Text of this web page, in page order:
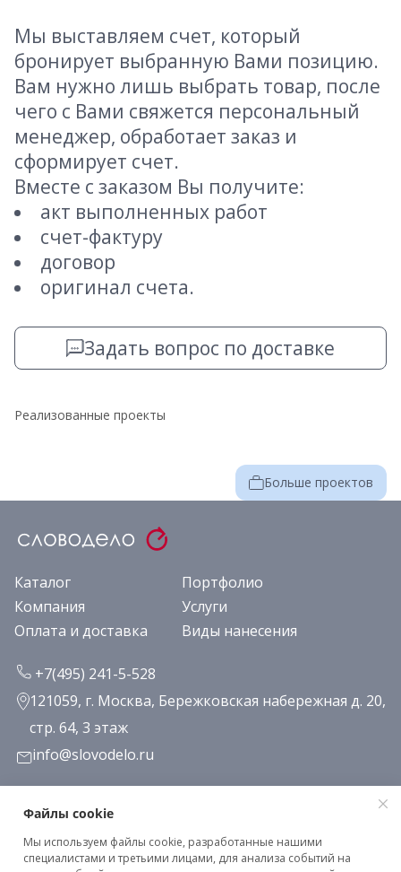
Мы выставляем счет, который
бронирует выбранную Вами позицию.
Вам нужно лишь выбрать товар, после
чего с Вами свяжется персональный
менеджер, обработает заказ и
сформирует счет.
Вместе с заказом Вы получите:
акт выполненных работ
счет-фактуру
договор
оригинал счета.
Задать вопрос по доставке
Реализованные проекты
Больше проектов
Каталог
Портфолио
Компания
Услуги
Оплата и доставка
Виды нанесения
+7(495) 241-5-528
121059, г. Москва, Бережковская набережная д. 20,
стр. 64, 3 этаж
info@slovodelo.ru
Заказать звонок
Подписаться на рассылку
Файлы cookie
Мы используем файлы cookie, разработанные нашими
специалистами и третьими лицами, для анализа событий на